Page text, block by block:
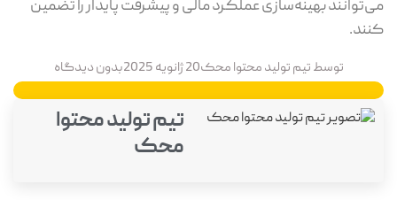
می‌توانند بهینه‌سازی عملکرد مالی و پیشرفت پایدار را تضمین
کنند.
توسطتیم تولید محتوا محک20 ژانویه 2025 بدون دیدگاه
تیم تولید محتوا
محک